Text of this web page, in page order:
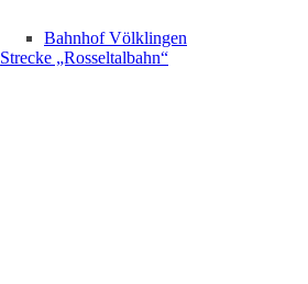
Bahnhof Völklingen
Strecke „Rosseltalbahn“